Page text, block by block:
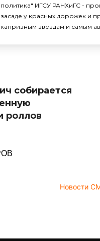
политика" ИГСУ РАНХиГС -
засаде у красных дорожек и
капризным звездам и самым
собирается
роллов
Новости